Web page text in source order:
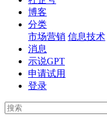
博客
分类
市场营销 信息技术
消息
示说GPT
申请试用
登录